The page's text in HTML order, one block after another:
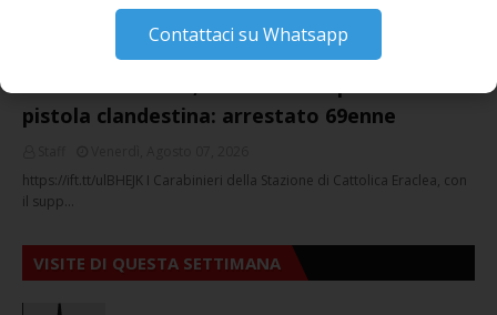
Contattaci su Whatsapp
pistola clandestina: arrestato 69enne
https://ift.tt/ulBHEJK I Carabinieri della Stazione di Cattolica Eraclea, con
il supp…
VISITE DI QUESTA SETTIMANA